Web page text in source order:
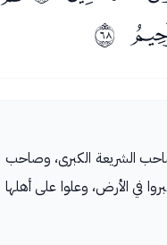
ﱃ
صاحب الشريعة الكبرى، وصاحب
في الأرض، وعلوا على أهلها